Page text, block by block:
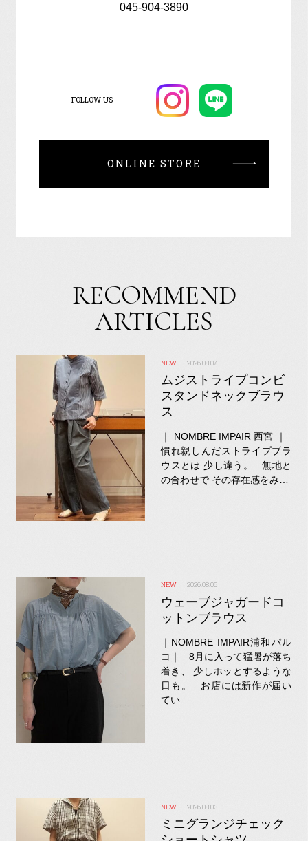
045-904-3890
FOLLOW US
ONLINE STORE
RECOMMEND
ARTICLES
2026.08.07
ムジストライプコンビ
スタンドネックブラウ
ス
｜ NOMBRE IMPAIR 西宮 ｜
慣れ親しんだストライプブラ
ウスとは 少し違う。 無地と
の合わせで その存在感をみ…
2026.08.06
ウェーブジャガードコ
ットンブラウス
｜NOMBRE IMPAIR浦和パル
コ｜ 8月に入って猛暑が落ち
着き、 少しホッとするような
日も。 お店には新作が届い
てい…
2026.08.03
ミニグランジチェック